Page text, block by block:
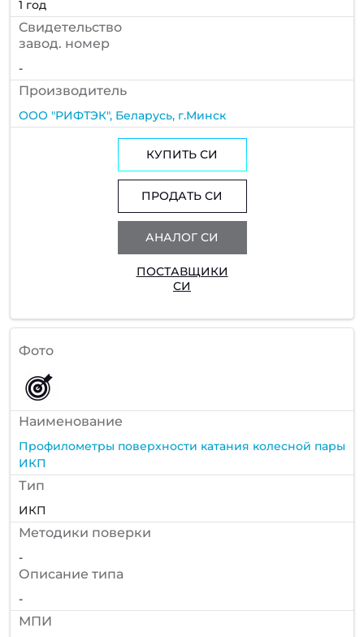
1 год
Cвидетельство
завод. номер
-
Производитель
ООО "РИФТЭК", Беларусь, г.Минск
КУПИТЬ СИ
ПРОДАТЬ СИ
АНАЛОГ СИ
ПОСТАВЩИКИ
СИ
Фото
Наименование
Профилометры поверхности катания колесной пары
ИКП
Тип
ИКП
Методики поверки
-
Описание типа
-
МПИ